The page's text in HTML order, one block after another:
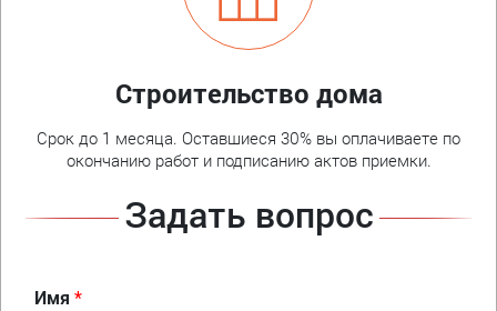
Строительство дома
Срок до 1 месяца. Оставшиеся 30% вы оплачиваете по
окончанию работ и подписанию актов приемки.
Задать вопрос
Имя *